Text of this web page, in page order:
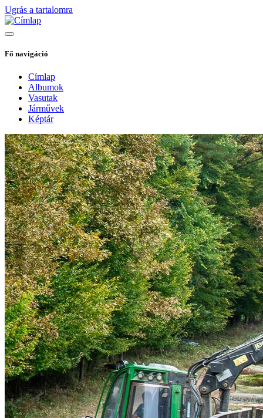
Ugrás a tartalomra
Fő navigáció
Címlap
Albumok
Vasutak
Járművek
Képtár